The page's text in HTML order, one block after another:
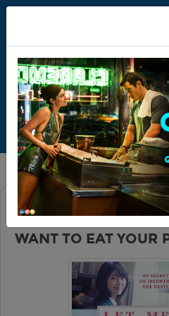
LET ME EAT YOUR
WANT TO EAT YOUR